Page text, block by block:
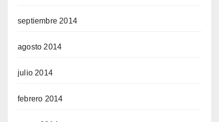
septiembre 2014
agosto 2014
julio 2014
febrero 2014